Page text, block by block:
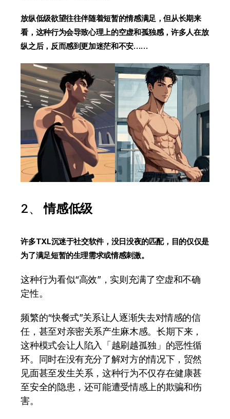
放纵低级欲望往往伴随着短暂的情感满足，但从长期来
看，这种行为会导致心理上的空虚和孤独感，许多人在放
纵之后，反而感到更加迷茫和不安……
2、情感低级
许多TXL沉迷于社交软件，没日没夜的匹配，目的仅仅是
为了满足短暂的生理需求或情感刺激。
这种行为看似“高效”，实则充满了空虚和不确
定性。
频繁的“快餐式”关系让人逐渐失去对情感的信
任，甚至对亲密关系产生麻木感。长期下来，
这种模式会让人陷入「越刷越孤独」的恶性循
环。同时在没有充分了解对方的情况下，贸然
见面甚至发生关系，这种行为不仅存在健康甚
至安全的隐患，还可能遭受情感上的欺骗和伤
害。